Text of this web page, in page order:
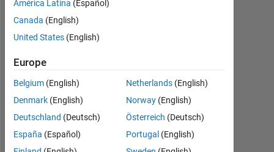
depuis
0
Following:
0
Follow
América Latina (Español)
Canada (English)
United States (English)
Europe
Belgium (English)
Denmark (English)
Deutschland (Deutsch)
España (Español)
Netherlands(English)
Norway(English)
Österreich (Deutsch)
Portugal (English)